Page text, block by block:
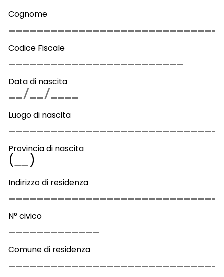
Cognome
Codice Fiscale
Data di nascita
Luogo di nascita
Provincia di nascita
( )
Indirizzo di residenza
N° civico
Comune di residenza